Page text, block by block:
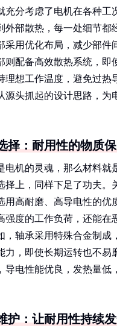
充分考虑了电机在各种工
外部散热，每一处细节都
采用优化布局，减少部件
则配备高效散热系统，即
理想工作温度，避免过热
源头抓起的设计思路，为
择：耐用性的物质
电机的灵魂，那么材料就
择上，同样下足了功夫。
用高耐磨、高导电性的优
强度的工作负荷，还能在
，轴承采用特殊合金制成
力，即使长期运转也不易
导电性能优良，发热量低
护：让耐用性持续